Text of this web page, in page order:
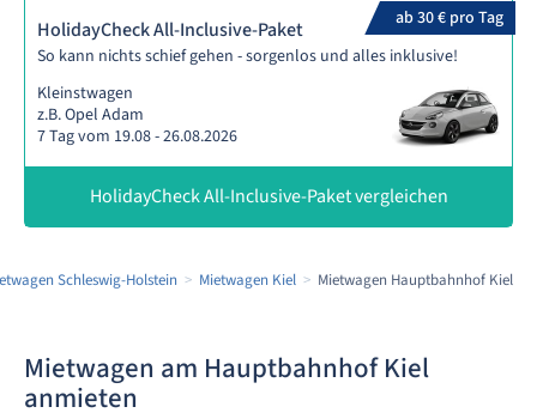
ab 30 € pro Tag
HolidayCheck All-Inclusive-Paket
So kann nichts schief gehen - sorgenlos und alles inklusive!
Kleinstwagen
z.B. Opel Adam
7 Tag vom 19.08 - 26.08.2026
HolidayCheck All-Inclusive-Paket vergleichen
Schleswig-Holstein Mietwagen Kiel Mietwagen Hauptbahnhof Kiel
Mietwagen am Hauptbahnhof Kiel
anmieten